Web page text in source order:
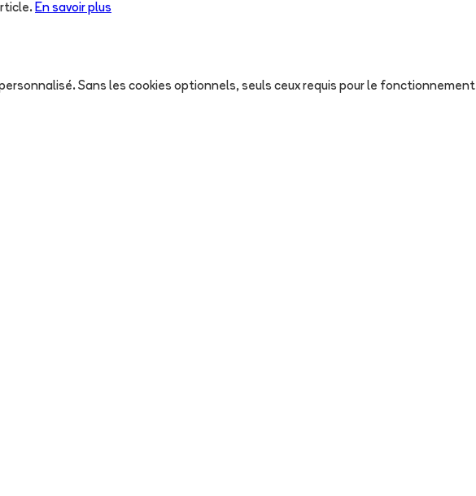
En savoir plus
Sans les cookies optionnels, seuls ceux requis pour le fonctionnement